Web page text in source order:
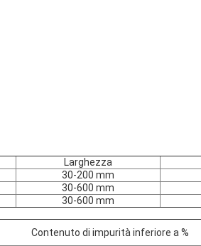
Larghezza
30-200 mm
30-600 mm
30-600 mm
Contenuto di impurità inferiore a %